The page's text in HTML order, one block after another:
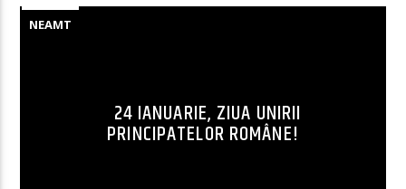
NEAMT
24 IANUARIE, ZIUA UNIRII
PRINCIPATELOR ROMÂNE!